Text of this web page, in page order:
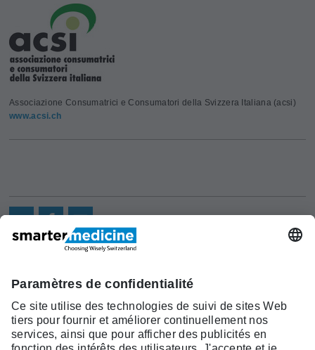
Associazione Consumatrici e Consumatori della Svizzera Italiana (acsi)
www.acsi.ch
smarter
medicine?
Liste Top 5
Recherche
Contact
c/o Société Suisse de Médécine
Interne Générale
Monbijoustrasse 43, Case postale,
3001 Berne
Tél. +41 31 370 40 00, Fax +41 31